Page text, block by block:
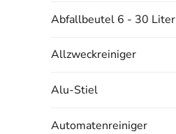
Abfallbeutel 6 - 30 Liter
Allzweckreiniger
Alu-Stiel
Automatenreiniger